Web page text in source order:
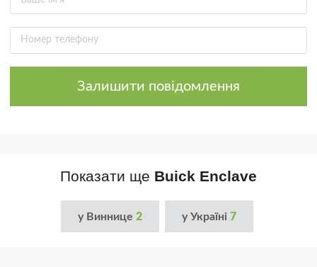
Залишити повідомлення
Показати ще Buick Enclave
у Виннице 2 у Україні 7